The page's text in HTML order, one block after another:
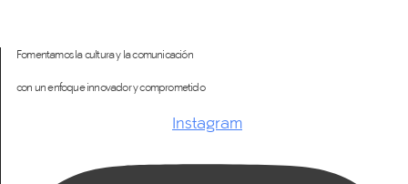
Fomentamos la cultura y la comunicación
con un enfoque innovador y comprometido
Instagram